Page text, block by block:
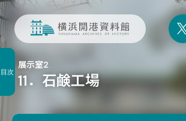
11．石鹸工場
展示室2
目次